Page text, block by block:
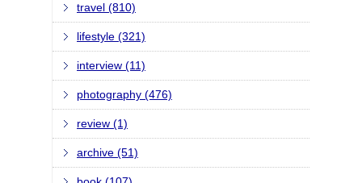
travel (810)
lifestyle (321)
interview (11)
photography (476)
review (1)
archive (51)